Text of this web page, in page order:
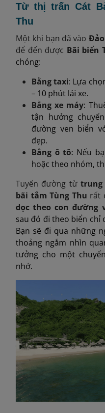
Từ thị trấn Cát
Thu
Một khi bạn đã vào
để đến được Bãi biển
chóng:
Bằng taxi: Lựa
– 10 phút lái xe.
Bằng xe máy:
tận hưởng
đường ven biển
đẹp.
Bằng ô tô: Nếu
hoặc theo nhóm,
Tuyến đường từtrung
bãi tắm Tùng Thu rất
dọc theo con đường
sau đó đi theo biển chỉ
Bạn sẽ đi qua những
thoảng ngắm nhìn
tưởng cho một
nhớ.